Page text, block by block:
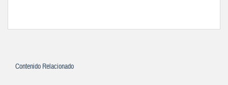
Contenido Relacionado